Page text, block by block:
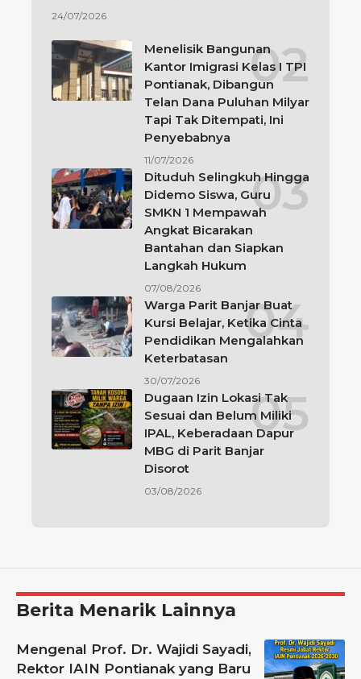
24/07/2026
Menelisik Bangunan
Kantor Imigrasi Kelas I TPI
Pontianak, Dibangun
Telan Dana Puluhan Milyar
Tapi Tak Ditempati, Ini
Penyebabnya
11/07/2026
Dituduh Selingkuh Hingga
Didemo Siswa, Guru
SMKN 1 Mempawah
Angkat Bicarakan
Bantahan dan Siapkan
Langkah Hukum
07/08/2026
Warga Parit Banjar Buat
Kursi Belajar, Ketika Cinta
Pendidikan Mengalahkan
Keterbatasan
30/07/2026
Dugaan Izin Lokasi Tak
Sesuai dan Belum Miliki
IPAL, Keberadaan Dapur
MBG di Parit Banjar
Disorot
03/08/2026
Berita Menarik Lainnya
Mengenal Prof. Dr. Wajidi Sayadi,
Rektor IAIN Pontianak yang Baru